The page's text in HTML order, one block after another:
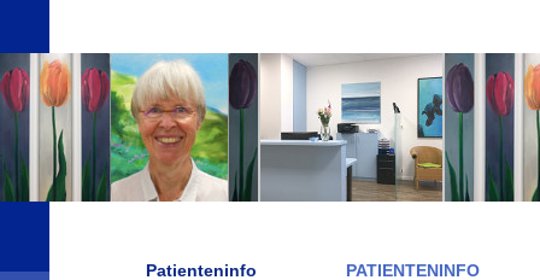
Patienteninfo
PATIENTENINFO